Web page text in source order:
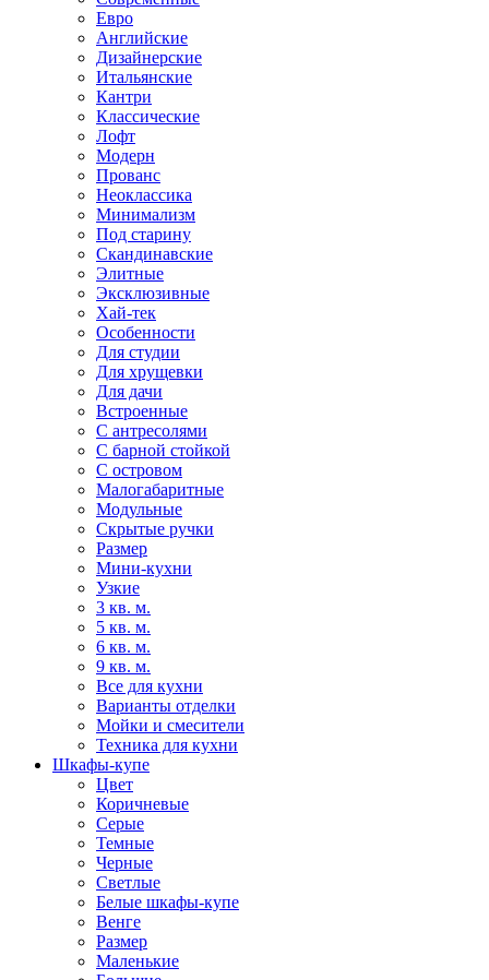
Евро
Английские
Дизайнерские
Итальянские
Кантри
Классические
Лофт
Модерн
Прованс
Неоклассика
Минимализм
Под старину
Скандинавские
Элитные
Эксклюзивные
Хай-тек
Особенности
Для студии
Для хрущевки
Для дачи
Встроенные
С антресолями
С барной стойкой
С островом
Малогабаритные
Модульные
Скрытые ручки
Размер
Мини-кухни
Узкие
3 кв. м.
5 кв. м.
6 кв. м.
9 кв. м.
Все для кухни
Варианты отделки
Мойки и смесители
Техника для кухни
Шкафы-купе
Цвет
Коричневые
Серые
Темные
Черные
Светлые
Белые шкафы-купе
Венге
Размер
Маленькие